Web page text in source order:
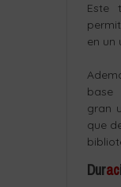
Este
en un
base
gran
que
Durac